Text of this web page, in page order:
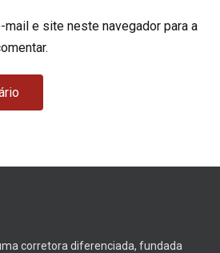
mail e site neste navegador para a
corretora diferenciada, fundada